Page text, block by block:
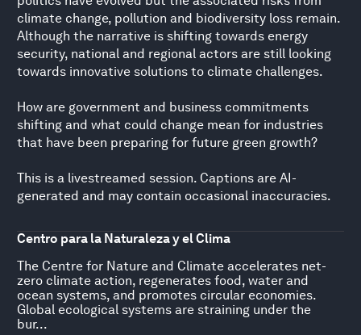
climate change, pollution and biodiversity loss remain.
Although the narrative is shifting towards energy
security, national and regional actors are still looking
towards innovative solutions to climate challenges.
How are government and business commitments
shifting and what could change mean for industries
that have been preparing for future green growth?
This is a livestreamed session. Captions are AI-
generated and may contain occasional inaccuracies.
Centro para la Naturaleza y el Clima
The Centre for Nature and Climate accelerates net-
zero climate action, regenerates food, water and
ocean systems, and promotes circular economies.
Global ecological systems are straining under the
bur...